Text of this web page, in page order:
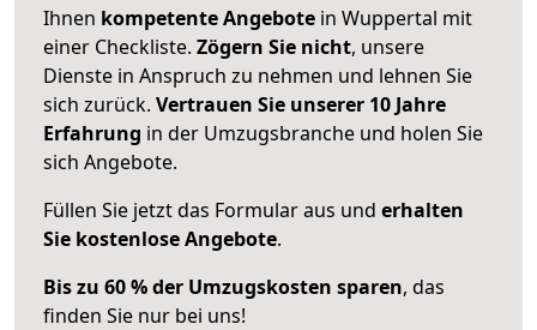
Ihnen kompetente Angebote in Wuppertal mit
einer Checkliste. Zögern Sie nicht, unsere
Dienste in Anspruch zu nehmen und lehnen Sie
sich zurück. Vertrauen Sie unserer 10 Jahre
Erfahrung in der Umzugsbranche und holen Sie
sich Angebote.
Füllen Sie jetzt das Formular aus und erhalten
Sie kostenlose Angebote.
Bis zu 60 % der Umzugskosten sparen, das
finden Sie nur bei uns!